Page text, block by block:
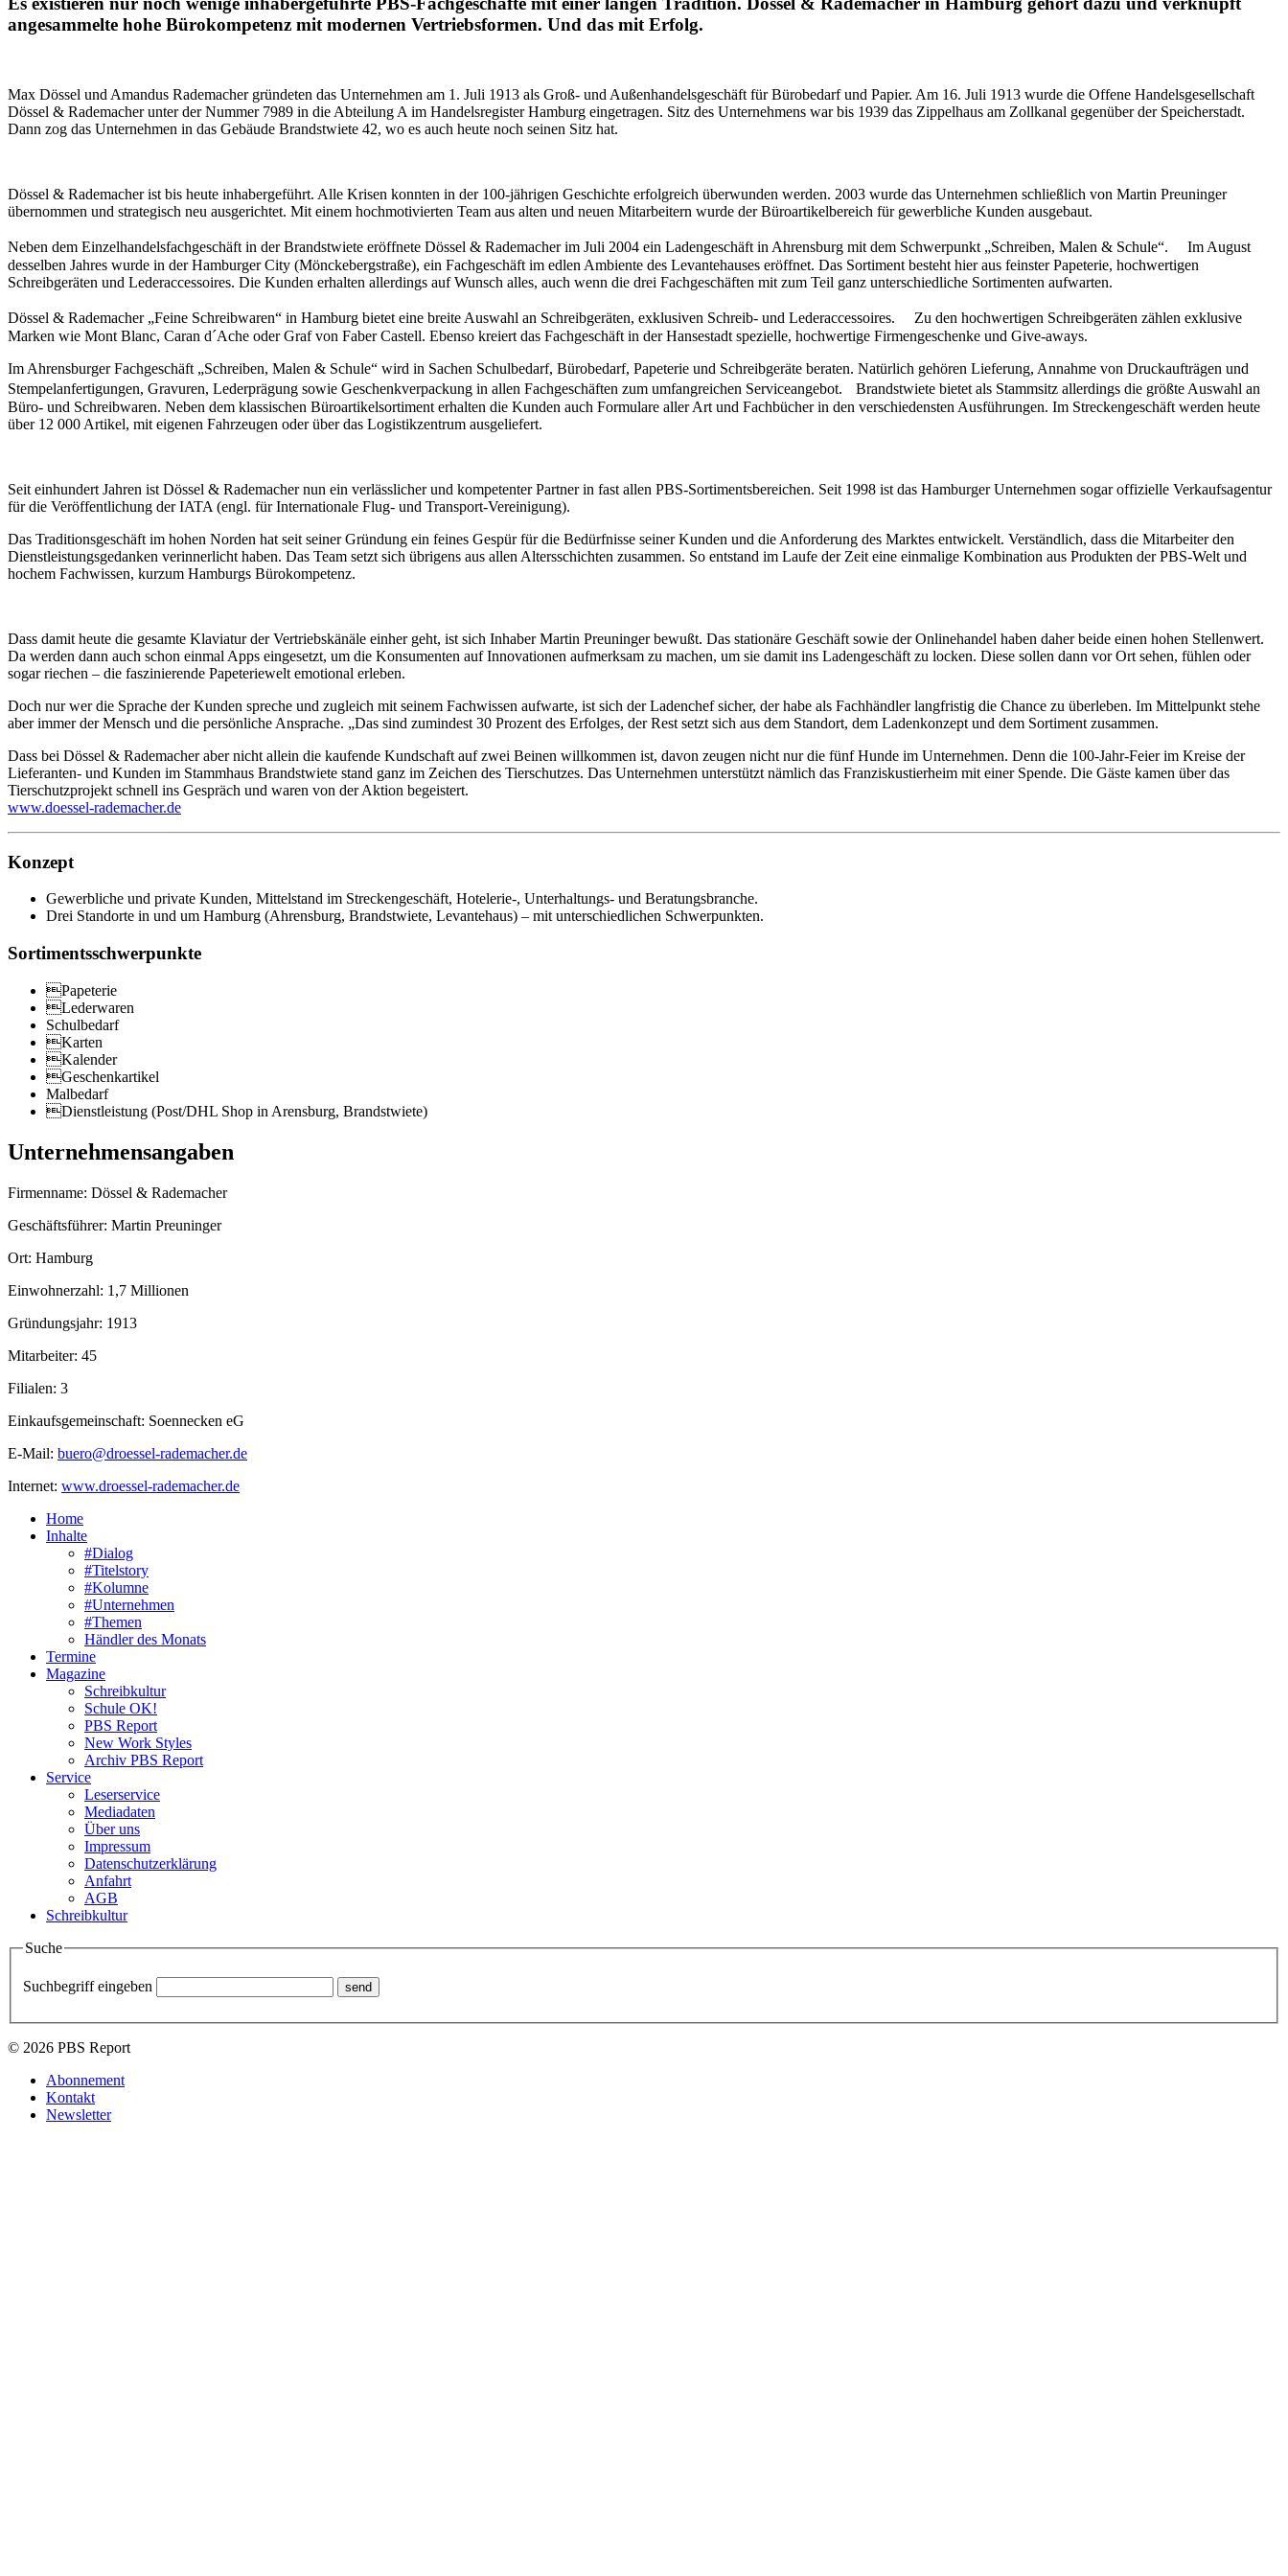
angesammelte hohe Bürokompetenz mit modernen Vertriebsformen. Und das mit Erfolg.
Max Dössel und Amandus Rademacher gründeten das Unternehmen am 1. Juli 1913 als Groß- und Außenhandelsgeschäft für Bürobedarf und Papier. Am 16. Juli 1913 wurde die Offene Handelsgesellschaft
Dössel & Rademacher unter der Nummer 7989 in die Abteilung A im Handelsregister Hamburg eingetragen. Sitz des Unternehmens war bis 1939 das Zippelhaus am Zollkanal gegenüber der Speicherstadt.
Dann zog das Unternehmen in das Gebäude Brandstwiete 42, wo es auch heute noch seinen Sitz hat.
Dössel & Rademacher ist bis heute inhabergeführt. Alle Krisen konnten in der 100-jährigen Geschichte erfolgreich überwunden werden. 2003 wurde das Unternehmen schließlich von Martin Preuninger
übernommen und strategisch neu ausgerichtet. Mit einem hochmotivierten Team aus alten und neuen Mitarbeitern wurde der Büroartikelbereich für gewerbliche Kunden ausgebaut.
Neben dem Einzelhandelsfachgeschäft in der Brandstwiete eröffnete Dössel & Rademacher im Juli 2004 ein Ladengeschäft in Ahrensburg mit dem Schwerpunkt „Schreiben, Malen & Schule“. Im August
desselben Jahres wurde in der Hamburger City (Mönckebergstraße), ein Fachgeschäft im edlen Ambiente des Levantehauses eröffnet. Das Sortiment besteht hier aus feinster Papeterie, hochwertigen
Schreibgeräten und Lederaccessoires. Die Kunden erhalten allerdings auf Wunsch alles, auch wenn die drei Fachgeschäften mit zum Teil ganz unterschiedliche Sortimenten aufwarten.
Dössel & Rademacher „Feine Schreibwaren“ in Hamburg bietet eine breite Auswahl an Schreibgeräten, exklusiven Schreib- und Lederaccessoires. Zu den hochwertigen Schreibgeräten zählen exklusive
Marken wie Mont Blanc, Caran d´Ache oder Graf von Faber Castell. Ebenso kreiert das Fachgeschäft in der Hansestadt spezielle, hochwertige Firmengeschenke und Give-aways.
Im Ahrensburger Fachgeschäft „Schreiben, Malen & Schule“ wird in Sachen Schulbedarf, Bürobedarf, Papeterie und Schreibgeräte beraten. Natürlich gehören Lieferung, Annahme von Druckaufträgen und
Stempelanfertigungen, Gravuren, Lederprägung sowie Geschenkverpackung in allen Fachgeschäften zum umfangreichen Serviceangebot. Brandstwiete bietet als Stammsitz allerdings die größte Auswahl an
Büro- und Schreibwaren. Neben dem klassischen Büroartikelsortiment erhalten die Kunden auch Formulare aller Art und Fachbücher in den verschiedensten Ausführungen. Im Streckengeschäft werden heute
über 12 000 Artikel, mit eigenen Fahrzeugen oder über das Logistikzentrum ausgeliefert.
Seit einhundert Jahren ist Dössel & Rademacher nun ein verlässlicher und kompetenter Partner in fast allen PBS-Sortimentsbereichen. Seit 1998 ist das Hamburger Unternehmen sogar offizielle Verkaufsagentur
für die Veröffentlichung derIATA (engl. für Internationale Flug- und Transport-Vereinigung).
Das Traditionsgeschäft im hohen Norden hat seit seiner Gründung ein feines Gespür für die Bedürfnisse seiner Kunden und die Anforderung des Marktes entwickelt. Verständlich, dass die Mitarbeiter den
Dienstleistungsgedanken verinnerlicht haben. Das Team setzt sich übrigens aus allen Altersschichten zusammen. So entstand im Laufe der Zeit eine einmalige Kombination aus Produkten derPBS-Welt und
hochem Fachwissen, kurzum Hamburgs Bürokompetenz.
Dass damit heute die gesamte Klaviatur der Vertriebskänäle einher geht, ist sich Inhaber Martin Preuninger bewußt. Das stationäre Geschäft sowie der Onlinehandel haben daher beide einen hohen Stellenwert.
Da werden dann auch schon einmal Apps eingesetzt, um die Konsumenten auf Innovationen aufmerksam zu machen, um sie damit ins Ladengeschäft zu locken. Diese sollen dann vor Ort sehen, fühlen oder
sogar riechen – die faszinierende Papeteriewelt emotional erleben.
Doch nur wer die Sprache der Kunden spreche und zugleich mit seinem Fachwissen aufwarte, ist sich der Ladenchef sicher, der habe als Fachhändler langfristig die Chance zu überleben. Im Mittelpunkt stehe
aber immer der Mensch und die persönliche Ansprache. „Das sind zumindest 30 Prozent des Erfolges, der Rest setzt sich aus dem Standort, dem Ladenkonzept und dem Sortiment zusammen.
Dass bei Dössel & Rademacher aber nicht allein die kaufende Kundschaft auf zwei Beinen willkommen ist, davon zeugen nicht nur die fünf Hunde im Unternehmen. Denn die 100-Jahr-Feier im Kreise der
Lieferanten- und Kunden im Stammhaus Brandstwiete stand ganz im Zeichen des Tierschutzes. Das Unternehmen unterstützt nämlich das Franziskustierheim mit einer Spende. Die Gäste kamen über das
Tierschutzprojekt schnell ins Gespräch und waren von der Aktion begeistert.
www.doessel-rademacher.de
Konzept
Gewerbliche und private Kunden, Mittelstand im Streckengeschäft, Hotelerie-, Unterhaltungs- und Beratungsbranche.
Drei Standorte in und um Hamburg (Ahrensburg, Brandstwiete, Levantehaus) – mit unterschiedlichen Schwerpunkten.
Sortimentsschwerpunkte
Papeterie
Lederwaren
Schulbedarf
Karten
Kalender
Geschenkartikel
Malbedarf
Dienstleistung (Post/DHL Shop in Arensburg, Brandstwiete)
Unternehmensangaben
Firmenname: Dössel & Rademacher
Geschäftsführer: Martin Preuninger
Ort: Hamburg
Einwohnerzahl: 1,7 Millionen
Gründungsjahr: 1913
Mitarbeiter: 45
Filialen: 3
Einkaufsgemeinschaft: Soennecken eG
E-Mail: buero@droessel-rademacher.de
Internet: www.droessel-rademacher.de
Home
Inhalte
#Dialog
#Titelstory
#Kolumne
#Unternehmen
#Themen
Händler des Monats
Termine
Magazine
Schreibkultur
Schule OK!
PBS Report
New Work Styles
Archiv PBS Report
Service
Leserservice
Mediadaten
Über uns
Impressum
Datenschutzerklärung
Anfahrt
AGB
Schreibkultur
Suche
Suchbegriff eingeben
© 2026 PBS Report
Abonnement
Kontakt
Newsletter